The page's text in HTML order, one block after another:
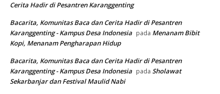
Cerita Hadir di Pesantren Karanggenting
Bacarita, Komunitas Baca dan Cerita Hadir di Pesantren
Karanggenting - Kampus Desa Indonesia pada Menanam Bibit
Kopi, Menanam Pengharapan Hidup
Bacarita, Komunitas Baca dan Cerita Hadir di Pesantren
Karanggenting - Kampus Desa Indonesia pada Sholawat
Sekarbanjar dan Festival Maulid Nabi